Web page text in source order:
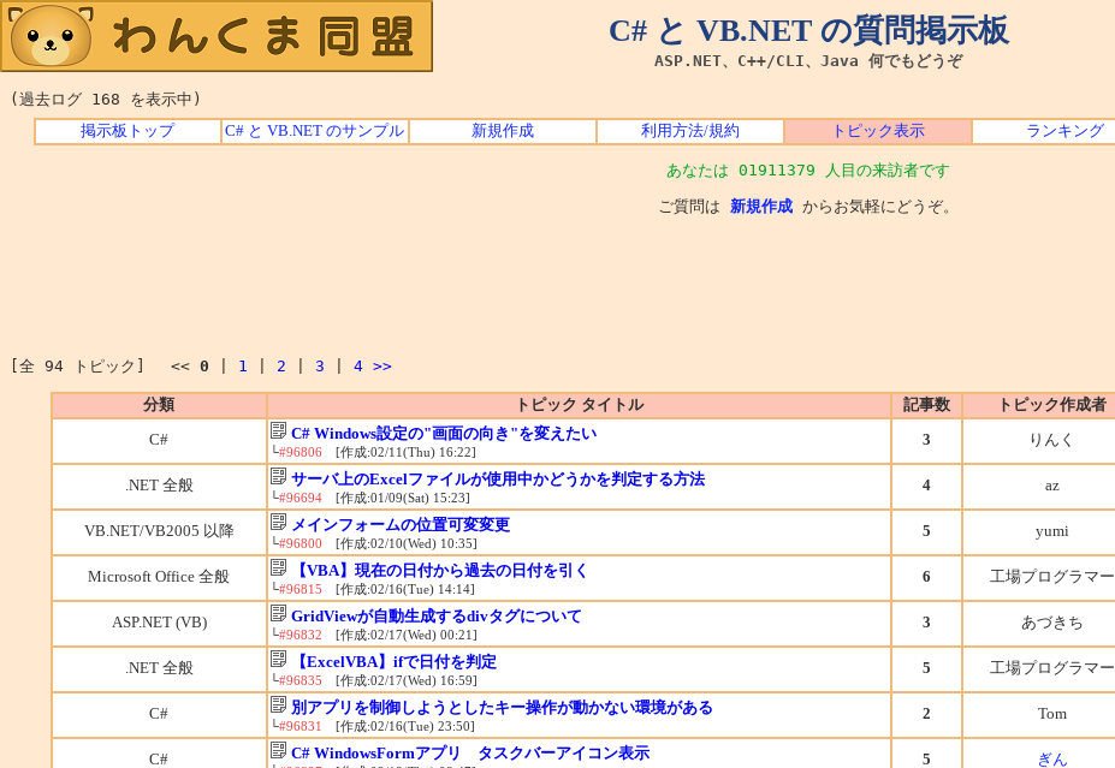
C# と VB.NET の質問掲示板
ASP.NET、C++/CLI、Java 何でもどうぞ
(過去ログ 168 を表示中)
掲示板トップ C# と VB.NET のサンプル 新規作成 利用方法/規約 トピック表示 ランキング
あなたは 01911379 人目の来訪者です
ご質問は 新規作成 からお気軽にどうぞ。
[全 94 トピック] << 0 1 2 3 4 >>
分類 トピック タイトル 記事数 トピック作成者
C# C# Windows設定の"画面の向き"を変えたい
└#96806[作成:02/11(Thu) 16:22]
3 りんく
.NET 全般 サーバ上のExcelファイルが使用中かどうかを判定する方法
└#96694[作成:01/09(Sat) 15:23]
4 az
VB.NET/VB2005 以降 メインフォームの位置可変変更
└#96800 [作成:02/10(Wed) 10:35]
5 yumi
Microsoft Office 全般 【VBA】現在の日付から過去の日付を引く
└#96815 [作成:02/16(Tue) 14:14]
6 工場プログラマー
ASP.NET (VB) GridViewが自動生成するdivタグについて
└#96832 [作成:02/17(Wed) 00:21]
3 あづきち
.NET 全般 【ExcelVBA】ifで日付を判定
└#96835 [作成:02/17(Wed) 16:59]
5 工場プログラマー
C# 別アプリを制御しようとしたキー操作が動かない環境がある
└#96831 [作成:02/16(Tue) 23:50]
2 Tom
C# C# WindowsFormアプリ タスクバーアイコン表示 5 ぎん